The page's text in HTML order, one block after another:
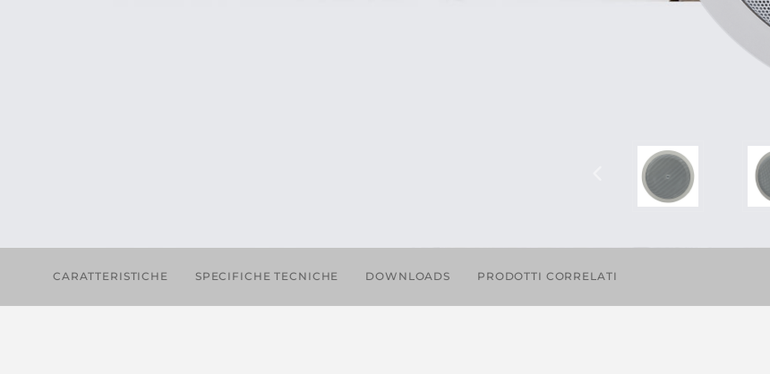
CARATTERISTICHE SPECIFICHE TECNICHE DOWNLOADS PRODOTTI CORRELATI